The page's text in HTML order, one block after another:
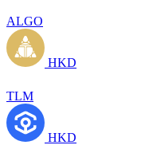
ALGO
HKD
TLM
HKD